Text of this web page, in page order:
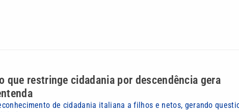
que restringe cidadania por descendência gera
de cidadania italiana a filhos e netos, gerando